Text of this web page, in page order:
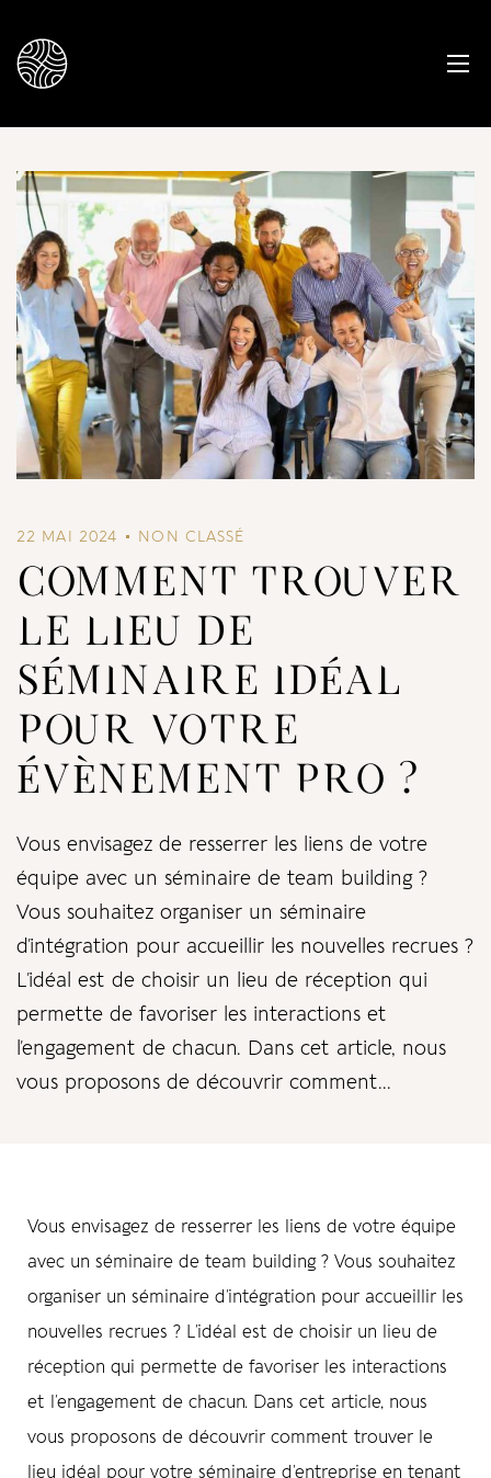
22 MAI 2024 NON CLASSÉ
COMMENT TROUVER
LE LIEU DE
SÉMINAIRE IDÉAL
POUR VOTRE
ÉVÈNEMENT PRO ?
Vous envisagez de resserrer les liens de votre
équipe avec un séminaire de team building ?
Vous souhaitez organiser un séminaire
d’intégration pour accueillir les nouvelles recrues ?
L’idéal est de choisir un lieu de réception qui
permette de favoriser les interactions et
l’engagement de chacun. Dans cet article, nous
vous proposons de découvrir comment...
Vous envisagez de resserrer les liens de votre équipe
avec un séminaire de team building ? Vous souhaitez
organiser un séminaire d’intégration pour accueillir les
nouvelles recrues ? L’idéal est de choisir un lieu de
réception qui permette de favoriser les interactions
et l’engagement de chacun. Dans cet article, nous
vous proposons de découvrir comment trouver le
lieu idéal pour votre séminaire d’entreprise en tenant